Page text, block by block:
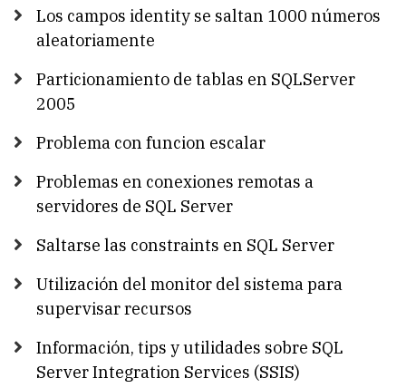
Los campos identity se saltan 1000 números
aleatoriamente
Particionamiento de tablas en SQLServer
2005
Problema con funcion escalar
Problemas en conexiones remotas a
servidores de SQL Server
Saltarse las constraints en SQL Server
Utilización del monitor del sistema para
supervisar recursos
Información, tips y utilidades sobre SQL
Server Integration Services (SSIS)